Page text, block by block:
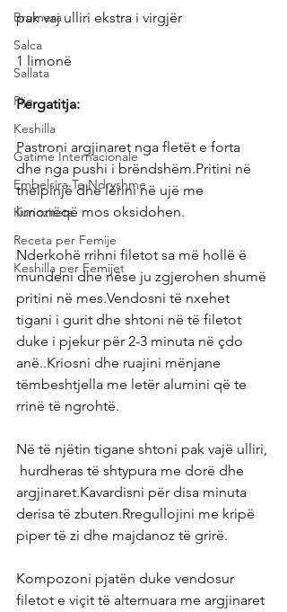
Brumera
Salca
Sallata
Pije
Keshilla
Gatime Internacionale
Embelsira Te Ndryshme
Kuriozitete
Receta per Femije
Keshilla per Femijet
pak vaj ulliri ekstra i virgjër
1 limonë
Pergatitja:
Pastroni argjinaret nga fletët e forta
dhe nga pushi i brëndshëm.Pritini në
thelpinjë dhe lërini në ujë me
limonëqë mos oksidohen.
Nderkohë rrihni filetot sa më hollë ë
mundeni dhe nëse ju zgjerohen shumë
pritini në mes.Vendosni të nxehet
tigani i gurit dhe shtoni në të filetot
duke i pjekur për 2-3 minuta në çdo
anë..Kriosni dhe ruajini mënjane
tëmbeshtjella me letër alumini që te
rrinë të ngrohtë.
Në të njëtin tigane shtoni pak vajë ulliri,
hurdheras të shtypura me dorë dhe
argjinaret.Kavardisni për disa minuta
derisa të zbuten.Rregullojini me kripë
piper të zi dhe majdanoz të grirë.
Kompozoni pjatën duke vendosur
filetot e viçit të alternuara me argjinaret